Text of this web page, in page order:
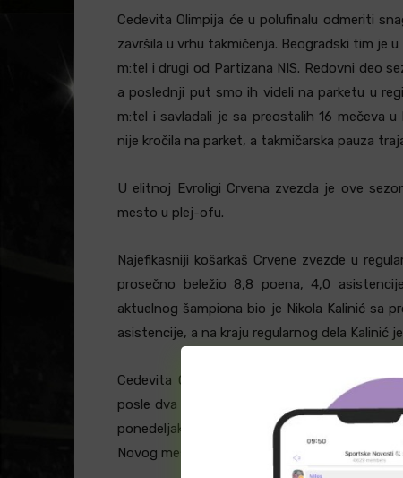
Cedevita Olimpija će u polufinalu odmeriti
završila u vrhu takmičenja. Beogradski tim je
m:tel i drugi od Partizana NIS. Redovni deo
a poslednji put smo ih videli na parketu u
m:tel i savladali je sa preostalih 16 mečeva u
nije kročila na parket, a takmičarska pauza
U elitnoj Evroligi Crvena zvezda je ove
mesto u plej-ofu.
Najefikasniji košarkaš Crvene zvezde u
prosečno beležio 8,8 poena, 4,0
aktuelnog šampiona bio je Nikola Kalinić sa
asistencije, a na kraju regularnog dela Kalinić
Cedevita Olimpija plasirala se u polufinale
posle dva meča probila borbu četiri najbolja
ponedeljak, kada su u drugom meču
Novog mesta rezultatom 102:80 i plasirali se u